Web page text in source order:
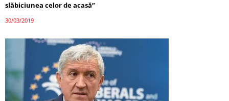
slăbiciunea celor de acasă”
30/03/2019